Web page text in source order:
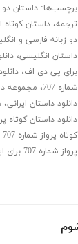
برچسب‌ها:داستان دو
ترجمه،داستان کوتاه
دو زبانه فارسی و
داستان انگلیسی،
برای پی دی اف،
شماره 707
، مجموعه
دانلود داستان ایرانی،
دانلود داستان کوتاه
کوتاه پرواز شماره 707 برای اندروید
پرواز شماره 707 برای ایفون